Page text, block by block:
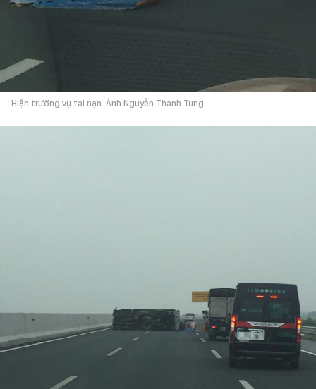
Hiện trường vụ tai nạn. Ảnh Nguyễn Thanh Tùng